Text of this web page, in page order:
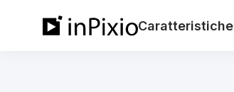
Caratteristiche